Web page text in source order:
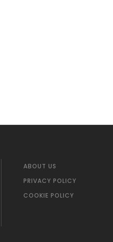
ABOUT US
PRIVACY POLICY
COOKIE POLICY